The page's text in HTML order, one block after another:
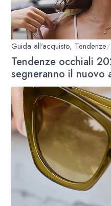
Guida all'acquisto, Tendenze/
Tendenze occhiali
segneranno il nuovo